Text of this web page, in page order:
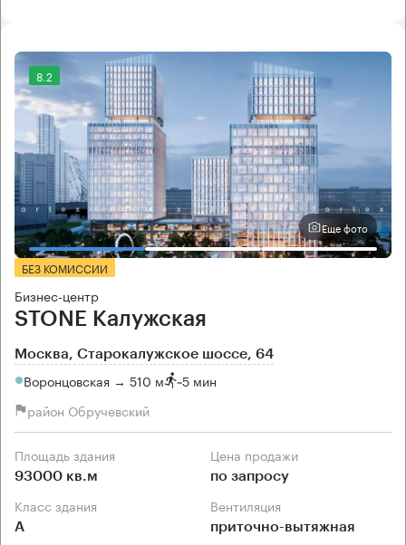
8.2
Еще фото
БЕЗ КОМИССИИ
Бизнес-центр
STONE Калужская
Москва, Старокалужское шоссе, 64
Воронцовская → 510 м ~5 мин
район Обручевский
Площадь здания
93000 кв.м
Цена продажи
по запросу
Класс здания
А
Вентиляция
приточно-вытяжная